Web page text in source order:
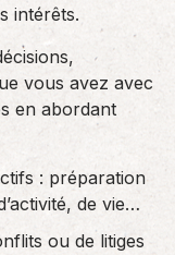
intérêts.
vous avez avec
en abordant
: préparation
de vie…
ou de litiges